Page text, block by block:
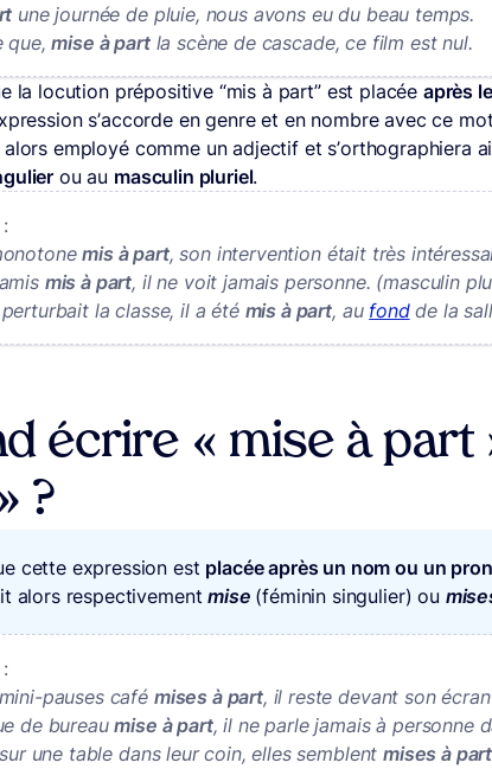
une journée de pluie, nous avons eu du beau temps.
que,mise à part la scène de cascade, ce film est nul.
la locution prépositive “mis à part” est placée après
s’accorde en genre et en nombre avec ce
alors employé comme un adjectif et s’orthographiera
ou au masculin pluriel.
mis à part, son intervention était très
mis à part, il ne voit jamais personne. (masculin
la classe, il a été mis à part, au fondde la
écrire « mise à part
?
cette expression est placée après un nom ou un
alors respectivementmise (féminin singulier) ou
pauses café mises à part, il reste devant son
de bureau mise à part, il ne parle jamais à personne
une table dans leur coin, elles semblentmises à part